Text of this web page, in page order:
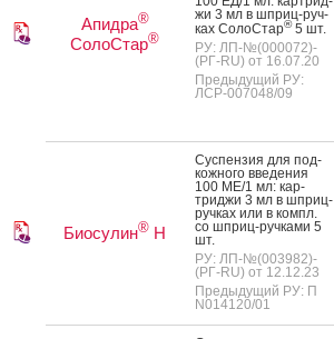
Апидра®
СолоСтар®
жи 3 мл в шприц-руч­
ках Со­лоС­тар®5 шт.
РУ: ЛП-№(000072)-
(РГ-RU) от 16.07.20
Предыдущий РУ:
ЛСР-007048/09
Биосулин® Н
Сус­пензия для под­
кожно­го вве­дения
100 МЕ/1 мл: кар­
трид­жи 3 мл в шприц-
руч­ках или в компл.
со шприц-руч­ка­ми 5
шт.
РУ: ЛП-№(003982)-
(РГ-RU) от 12.12.23
Предыдущий РУ: П
N014120/01